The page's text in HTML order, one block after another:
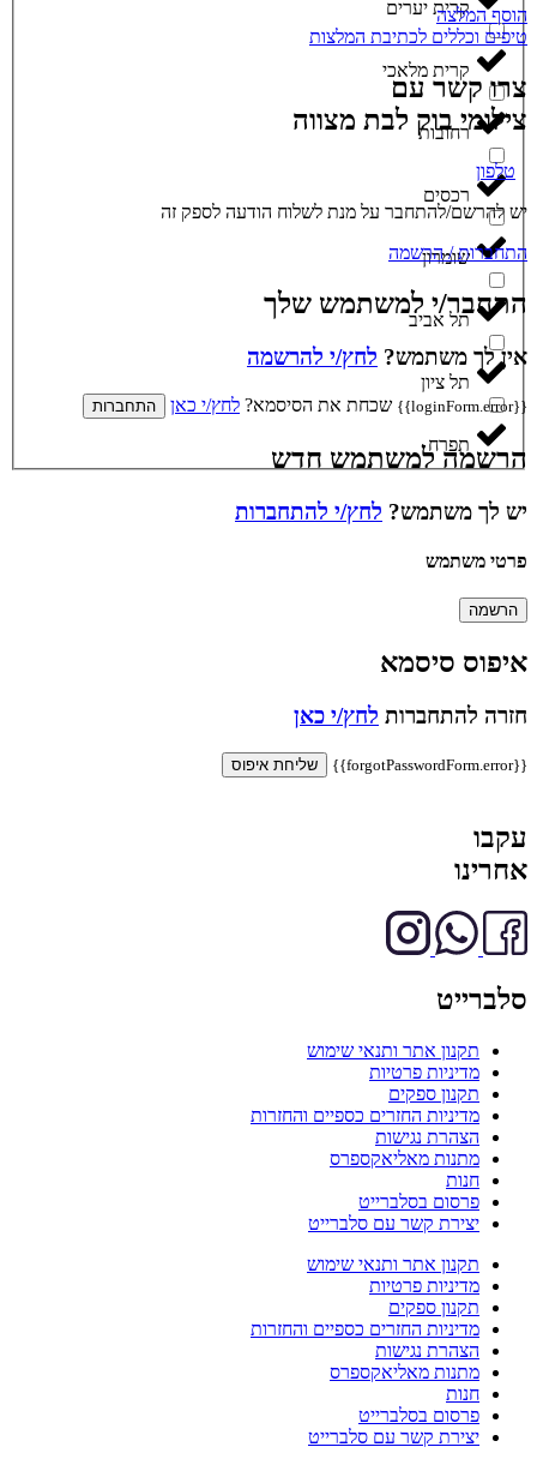
קרית יערים
קרית מלאכי
רחובות
רכסים
שומרון
תל אביב
תל ציון
תפרח
הוסף המלצה
טיפים וכללים לכתיבת המלצות
צרו קשר עם
צילומי בוק לבת מצווה
טלפון
יש להרשם/להתחבר על מנת לשלוח הודעה לספק זה
התחברות / הרשמה
התחבר/י למשתמש שלך
אין לך משתמש? לחץ/י להרשמה
{{loginForm.error}} שכחת את הסיסמא? לחץ/י כאן התחברות
הרשמה למשתמש חדש
יש לך משתמש? לחץ/י להתחברות
פרטי משתמש
הרשמה
איפוס סיסמא
חזרה להתחברות לחץ/י כאן
{{forgotPasswordForm.error}} שליחת איפוס
עקבו
אחרינו
סלברייט
תקנון אתר ותנאי שימוש
מדיניות פרטיות
תקנון ספקים
מדיניות החזרים כספיים והחזרות
הצהרת נגישות
מתנות מאליאקספרס
חנות
פרסום בסלברייט
יצירת קשר עם סלברייט
תקנון אתר ותנאי שימוש
מדיניות פרטיות
תקנון ספקים
מדיניות החזרים כספיים והחזרות
הצהרת נגישות
מתנות מאליאקספרס
חנות
פרסום בסלברייט
יצירת קשר עם סלברייט